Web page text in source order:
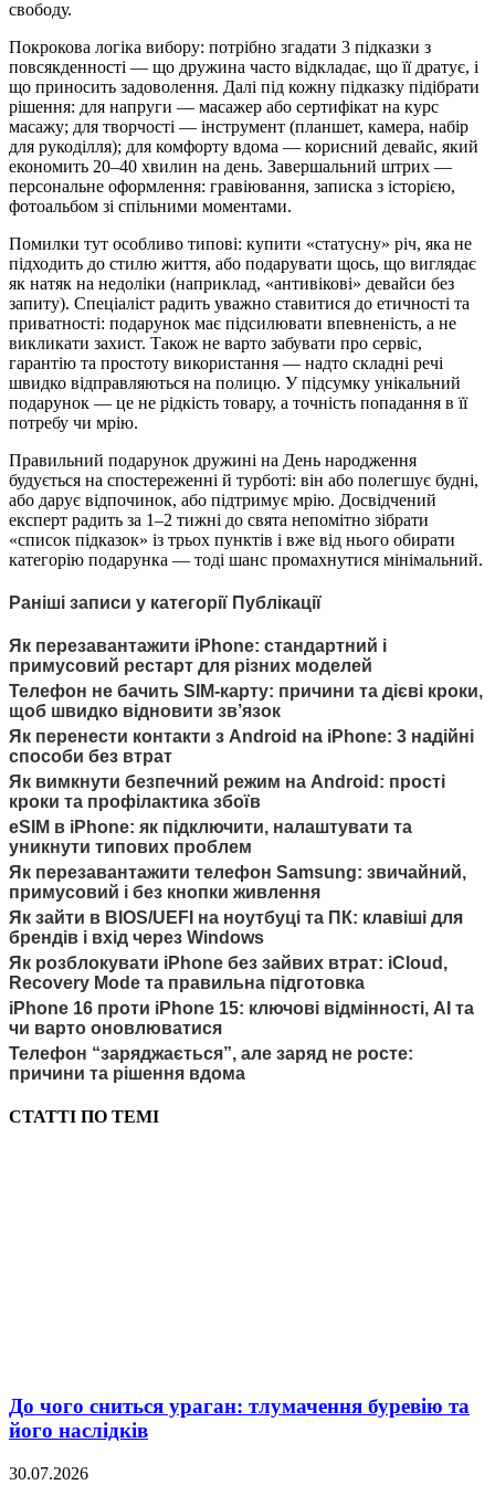
свободу.
Покрокова логіка вибору: потрібно згадати 3 підказки з
повсякденності — що дружина часто відкладає, що її дратує, і
що приносить задоволення. Далі під кожну підказку підібрати
рішення: для напруги — масажер або сертифікат на курс
масажу; для творчості — інструмент (планшет, камера, набір
для рукоділля); для комфорту вдома — корисний девайс, який
економить 20–40 хвилин на день. Завершальний штрих —
персональне оформлення: гравіювання, записка з історією,
фотоальбом зі спільними моментами.
Помилки тут особливо типові: купити «статусну» річ, яка не
підходить до стилю життя, або подарувати щось, що виглядає
як натяк на недоліки (наприклад, «антивікові» девайси без
запиту). Спеціаліст радить уважно ставитися до етичності та
приватності: подарунок має підсилювати впевненість, а не
викликати захист. Також не варто забувати про сервіс,
гарантію та простоту використання — надто складні речі
швидко відправляються на полицю. У підсумку унікальний
подарунок — це не рідкість товару, а точність попадання в її
потребу чи мрію.
Правильний подарунок дружині на День народження
будується на спостереженні й турботі: він або полегшує будні,
або дарує відпочинок, або підтримує мрію. Досвідчений
експерт радить за 1–2 тижні до свята непомітно зібрати
«список підказок» із трьох пунктів і вже від нього обирати
категорію подарунка — тоді шанс промахнутися мінімальний.
Раніші записи у категорії Публікації
Як перезавантажити iPhone: стандартний і
примусовий рестарт для різних моделей
Телефон не бачить SIM-карту: причини та дієві кроки,
щоб швидко відновити зв’язок
Як перенести контакти з Android на iPhone: 3 надійні
способи без втрат
Як вимкнути безпечний режим на Android: прості
кроки та профілактика збоїв
eSIM в iPhone: як підключити, налаштувати та
уникнути типових проблем
Як перезавантажити телефон Samsung: звичайний,
примусовий і без кнопки живлення
Як зайти в BIOS/UEFI на ноутбуці та ПК: клавіші для
брендів і вхід через Windows
Як розблокувати iPhone без зайвих втрат: iCloud,
Recovery Mode та правильна підготовка
iPhone 16 проти iPhone 15: ключові відмінності, AI та
чи варто оновлюватися
Телефон “заряджається”, але заряд не росте:
причини та рішення вдома
СТАТТІ ПО ТЕМІ
До чого сниться ураган: тлумачення буревію та
його наслідків
30.07.2026